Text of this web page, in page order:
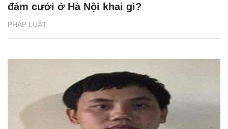
PHÁP LUẬT
đám cưới ở Hà Nội khai gì?